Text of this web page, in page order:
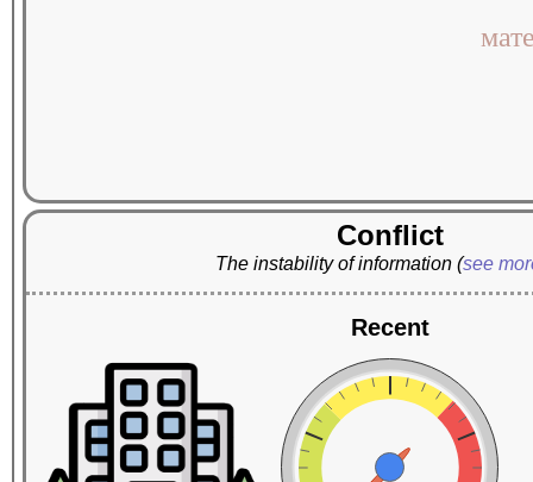
Conflict
The instability of information (see
Recent